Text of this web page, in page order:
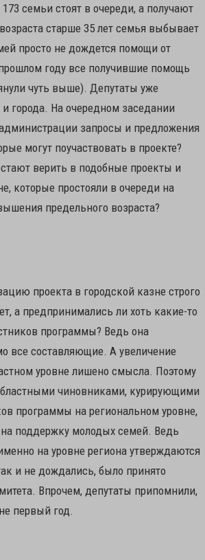
семьи стоят в очереди, а получают
старше 35 лет семья выбывает
просто не дождется помощи от
году все получившие помощь
чуть выше). Депутаты уже
города. На очередном заседании
запросы и предложения
могут поучаствовать в проекте?
верить в подобные проекты и
которые простояли в очереди на
предельного возраста?
проекта в городской казне строго
а предпринимались ли хоть какие-то
программы? Ведь она
все составляющие. А увеличение
уровне лишено смысла. Поэтому
чиновниками, курирующими
программы на региональном уровне,
поддержку молодых семей. Ведь
на уровне региона утверждаются
и не дождались, было принято
Впрочем, депутаты припомнили,
первый год.